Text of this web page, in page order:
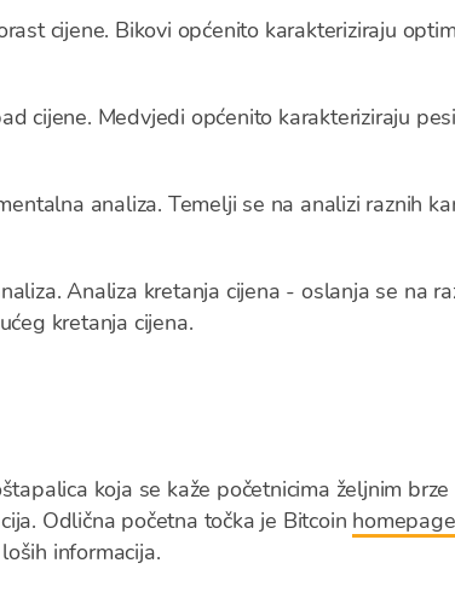
cijene. Bikovi općenito karakteriziraju
cijene. Medvjedi općenito karakteriziraju
analiza. Temelji se na analizi raznih
Analiza kretanja cijena - oslanja se na
kretanja cijena.
koja se kaže početnicima željnim
Odlična početna točka je Bitcoin homepage
informacija.